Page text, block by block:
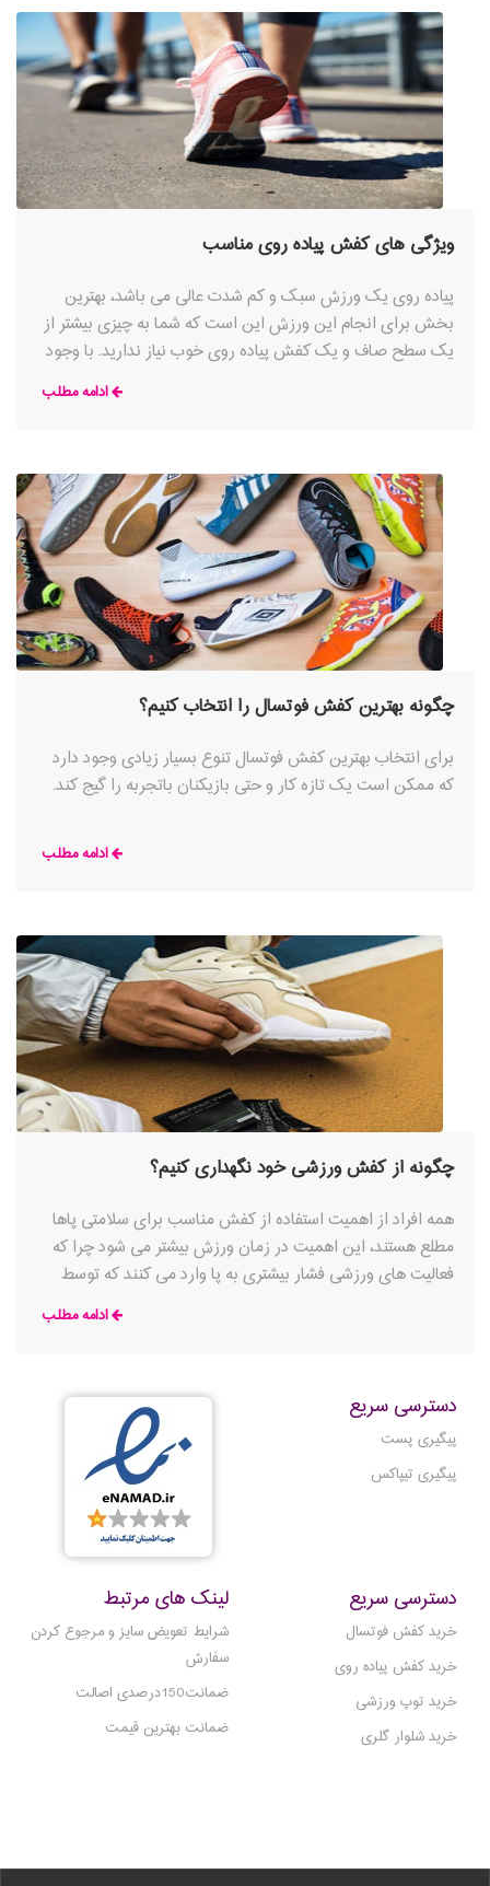
ویژگی های کفش پیاده روی مناسب
پیاده روی یک ورزش سبک و کم شدت عالی می باشد، بهترین
بخش برای انجام این ورزش این است که شما به چیزی بیشتر از
یک سطح صاف و یک کفش پیاده روی خوب نیاز ندارید. با وجود
تنوع بسیار زیاد گزینه ها از طرح و رنگ تا برند تولید کننده و
فناوری های مختلف، خرید کفش پیاده روی مناسب می تواند
دارد.
ادامه مطلب
چگونه بهترین کفش فوتسال را انتخاب کنیم؟
برای انتخاب بهترین کفش فوتسال تنوع بسیار زیادی وجود دارد
که ممکن است یک تازه کار و حتی بازیکنان باتجربه را گیج کند.
ادامه مطلب
چگونه از کفش ورزشی خود نگهداری کنیم؟
همه افراد از اهمیت استفاده از کفش مناسب برای سلامتی پاها
مطلع هستند، این اهمیت در زمان ورزش بیشتر می شود چرا که
فعالیت های ورزشی فشار بیشتری به پا وارد می کنند که توسط
ادامه مطلب
دسترسی سریع
پیگیری پست
پیگیری تیپاکس
لینک های مرتبط
شرایط تعویض سایز و مرجوع کردن
سفارش
ضمانت150درصدی اصالت
ضمانت بهترین قیمت
دسترسی سریع
خرید کفش فوتسال
خرید کفش پیاده روی
خرید توپ ورزشی
خرید شلوار گلری